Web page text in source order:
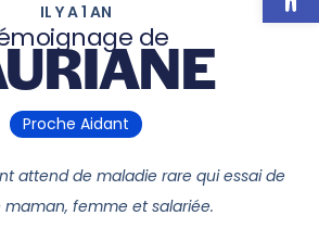
IL Y A 1 AN
de
Proche Aidant
attend de maladie rare qui essai de
femme et salariée.